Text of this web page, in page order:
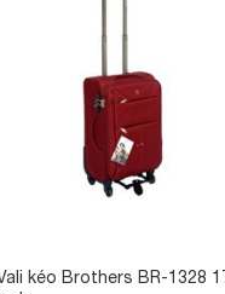
kéo Brothers BR-1328